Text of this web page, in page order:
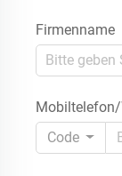
Firmenname
Code